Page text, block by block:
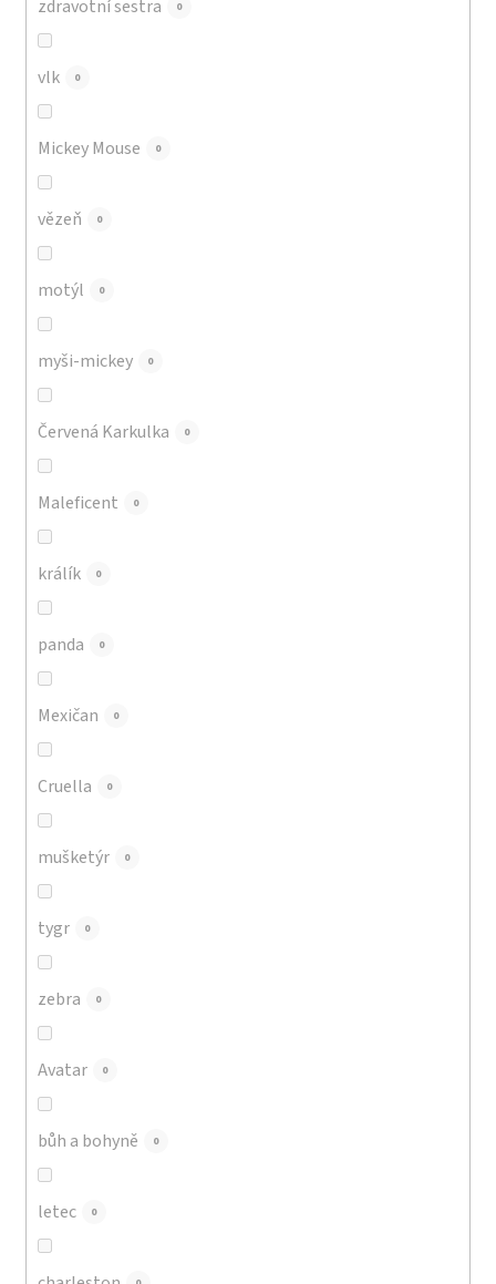
zdravotní sestra 0
vlk 0
Mickey Mouse 0
vězeň 0
motýl 0
myši-mickey 0
Červená Karkulka 0
Maleficent 0
králík 0
panda 0
Mexičan 0
Cruella 0
mušketýr 0
tygr 0
zebra 0
Avatar 0
bůh a bohyně 0
letec 0